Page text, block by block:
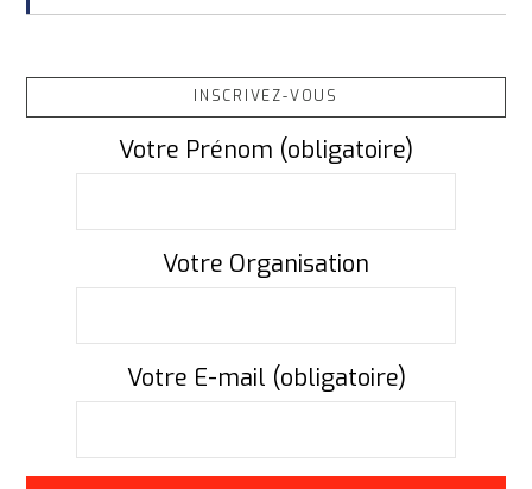
INSCRIVEZ-VOUS
Votre Prénom (obligatoire)
Votre Organisation
Votre E-mail (obligatoire)